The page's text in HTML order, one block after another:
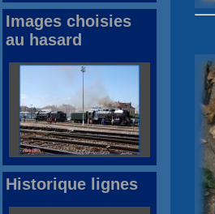
Images choisies
au hasard
Historique lignes